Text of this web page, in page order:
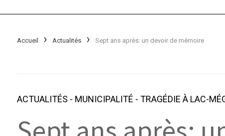
Accueil Actualités Sept ans après: un devoir de mémoire
ACTUALITÉS - MUNICIPALITÉ - TRAGÉDIE À LAC-